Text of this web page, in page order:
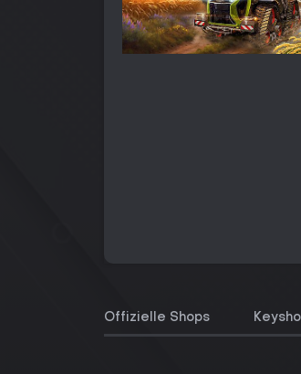
Offizielle Shops